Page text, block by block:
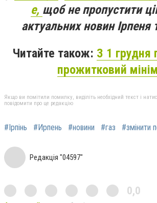
e, щоб не пропустити
актуальних новин Ірпеня
Читайте також: З 1 грудня
прожитковий
Якщо ви помітили помилку, виділіть необхідний текст і
повідомити про це редакцію
#Ірпінь #Ирпень #новини #газ #змінити
Редакція "04597"
0,0